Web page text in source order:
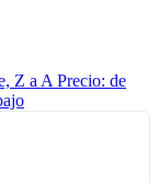
Z a A Precio: de